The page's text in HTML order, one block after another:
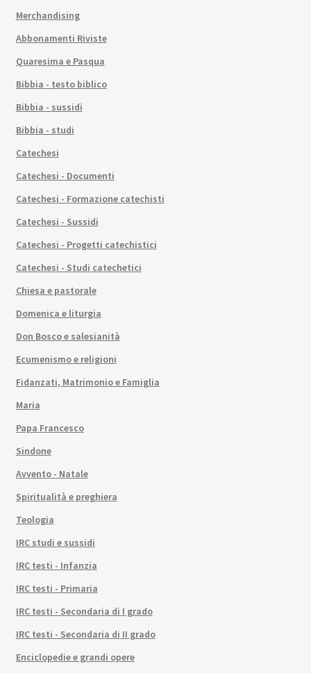
Merchandising
Abbonamenti Riviste
Quaresima e Pasqua
Bibbia - testo biblico
Bibbia - sussidi
Bibbia - studi
Catechesi
Catechesi - Documenti
Catechesi - Formazione catechisti
Catechesi - Sussidi
Catechesi - Progetti catechistici
Catechesi - Studi catechetici
Chiesa e pastorale
Domenica e liturgia
Don Bosco e salesianità
Ecumenismo e religioni
Fidanzati, Matrimonio e Famiglia
Maria
Papa Francesco
Sindone
Avvento - Natale
Spiritualità e preghiera
Teologia
IRC studi e sussidi
IRC testi - Infanzia
IRC testi - Primaria
IRC testi - Secondaria di I grado
IRC testi - Secondaria di II grado
Enciclopedie e grandi opere